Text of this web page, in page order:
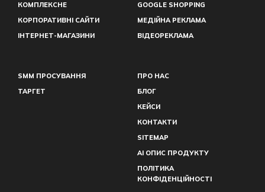
КОМПЛЕКСНЕ
КОРПОРАТИВНІ САЙТИ
ІНТЕРНЕТ-МАГАЗИНИ
GOOGLE SHOPPING
МЕДІЙНА РЕКЛАМА
ВІДЕОРЕКЛАМА
SMM ПРОСУВАННЯ
ТАРГЕТ
ПРО НАС
БЛОГ
КЕЙСИ
КОНТАКТИ
SITEMAP
AI ОПИС ПРОДУКТУ
ПОЛІТИКА
КОНФІДЕНЦІЙНОСТІ